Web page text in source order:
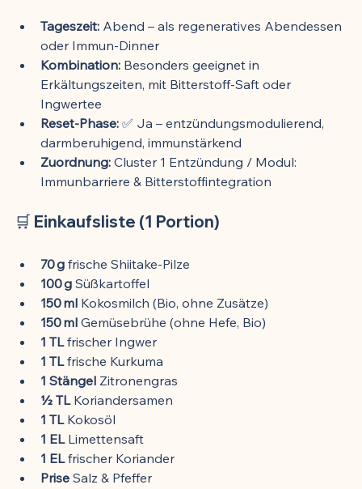
Tageszeit: Abend – als regeneratives Abendessen
oder Immun-Dinner
Kombination: Besonders geeignet in
Erkältungszeiten, mit Bitterstoff-Saft oder
Ingwertee
Reset-Phase: ✅ Ja – entzündungsmodulierend,
darmberuhigend, immunstärkend
Zuordnung: Cluster 1 Entzündung / Modul:
Immunbarriere & Bitterstoffintegration
🛒 Einkaufsliste (1 Portion)
70 g frische Shiitake-Pilze
100 g Süßkartoffel
150 ml Kokosmilch (Bio, ohne Zusätze)
150 ml Gemüsebrühe (ohne Hefe, Bio)
1 TL frischer Ingwer
1 TL frische Kurkuma
1 Stängel Zitronengras
½ TL Koriandersamen
1 TL Kokosöl
1 EL Limettensaft
1 EL frischer Koriander
Prise Salz & Pfeffer